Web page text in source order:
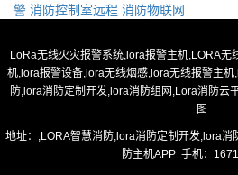
警 消防控制室远程 消防物联网
LoRa无线火灾报警系统,lora报警主机,LORA无
机,lora报警设备,lora无线烟感,lora无线报警主
防,lora消防定制开发,lora消防组网,Lora消防云
图
地址：,LORA智慧消防,lora消防定制开发,lora
防主机APP 手机：